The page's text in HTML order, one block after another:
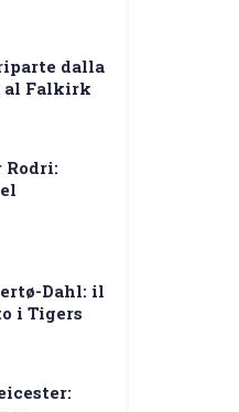
dalla
al Falkirk
Rodri:
Dahl: il
i Tigers